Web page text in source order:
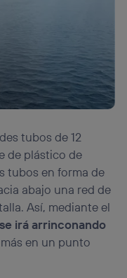
tubos de 12
de plástico de
tubos en forma de
abajo una red de
Así, mediante el
se irá arrinconando
en un punto